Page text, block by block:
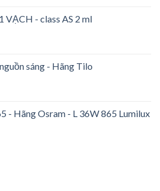
VẠCH - class AS 2 ml
sáng - Hãng Tilo
- Hãng Osram - L 36W 865 Lumilux